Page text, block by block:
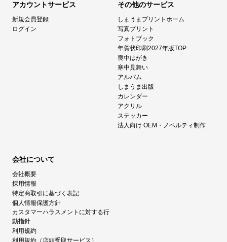
アカウントサービス
新規会員登録
ログイン
その他のサービス
しまうまプリントホーム
写真プリント
フォトブック
年賀状印刷2027年版TOP
喪中はがき
寒中見舞い
アルバム
しまうま出版
カレンダー
アクリル
ステッカー
法人向け OEM・ノベルティ制作
会社について
会社概要
採用情報
特定商取引に基づく表記
個人情報保護方針
カスタマーハラスメントに対する行
動指針
利用規約
利用規約（店頭受取サービス）